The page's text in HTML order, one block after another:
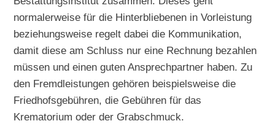
normalerweise für die Hinterbliebenen in Vorleistung
beziehungsweise regelt dabei die Kommunikation,
damit diese am Schluss nur eine Rechnung bezahlen
müssen und einen guten Ansprechpartner haben. Zu
den Fremdleistungen gehören beispielsweise die
Friedhofsgebühren, die Gebühren für das
Krematorium oder der Grabschmuck.